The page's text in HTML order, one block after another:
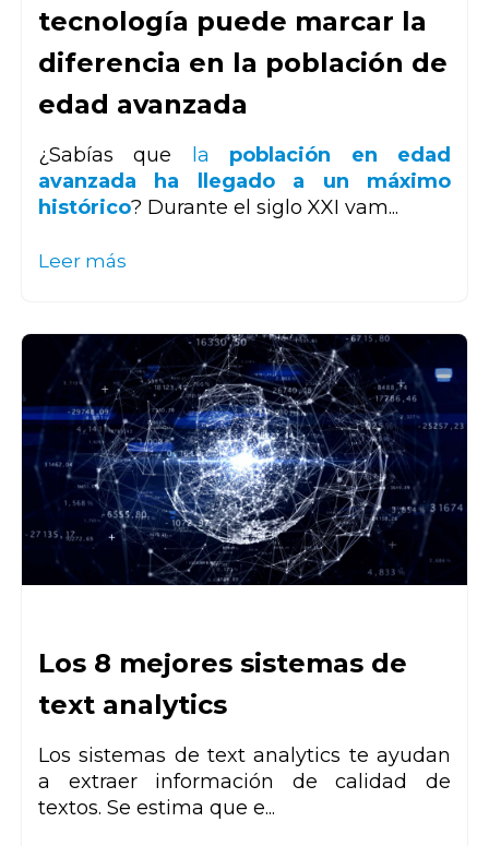
tecnología puede marcar la
diferencia en la población de
edad avanzada
¿Sabías que la población en edad
avanzada ha llegado a un máximo
histórico? Durante el siglo XXI vam...
Leer más
Los 8 mejores sistemas de
text analytics
Los sistemas de text analytics te ayudan
a extraer información de calidad de
textos. Se estima que e...